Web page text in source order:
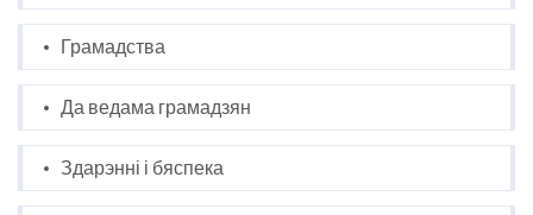
Грамадства
Да ведама грамадзян
Здарэнні і бяспека